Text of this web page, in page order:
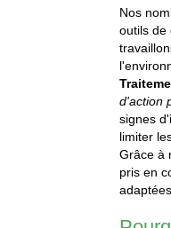
Nos
outils de
d'action
signes
limiter
Grâce à
pris en